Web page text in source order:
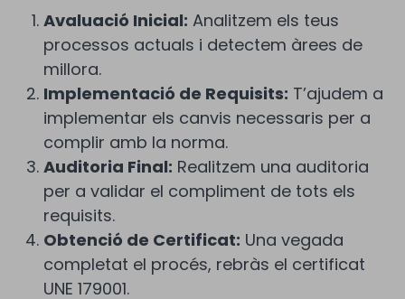
Avaluació Inicial: Analitzem els teus
processos actuals i detectem àrees de
millora.
Implementació de Requisits: T’ajudem a
implementar els canvis necessaris per a
complir amb la norma.
Auditoria Final: Realitzem una auditoria
per a validar el compliment de tots els
requisits.
Obtenció de Certificat: Una vegada
completat el procés, rebràs el certificat
UNE 179001.